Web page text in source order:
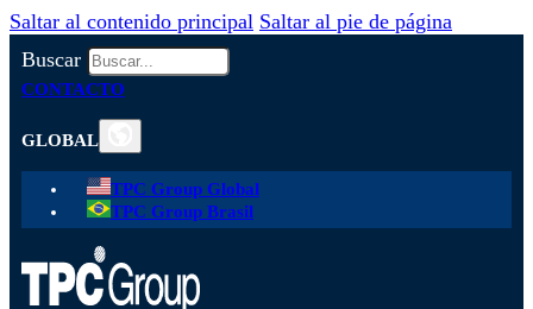
Saltar al contenido principal Saltar al pie de página
Buscar
CONTACTO
GLOBAL
TPC Group Global
TPC Group Brasil